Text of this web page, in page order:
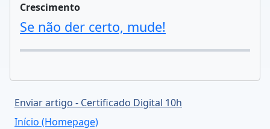
Crescimento
Se não der certo, mude!
Enviar artigo - Certificado Digital 10h
Início (Homepage)